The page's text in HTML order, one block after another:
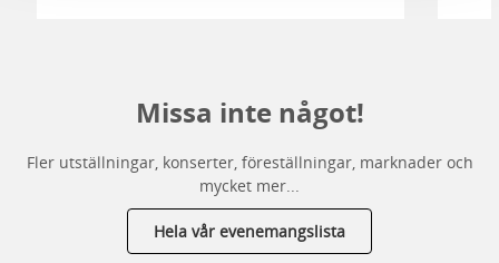
Missa inte något!
Fler utställningar, konserter, föreställningar, marknader och
mycket mer...
Hela vår evenemangslista